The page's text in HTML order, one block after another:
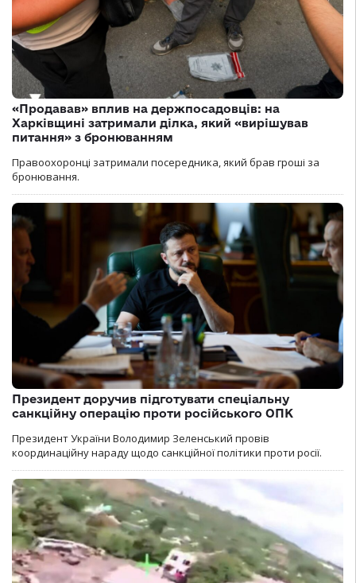
«Продавав» вплив на держпосадовців: на
Харківщині затримали ділка, який «вирішував
питання» з бронюванням
Правоохоронці затримали посередника, який брав гроші за
бронювання.
Президент доручив підготувати спеціальну
санкційну операцію проти російського ОПК
Президент України Володимир Зеленський провів
координаційну нараду щодо санкційної політики проти росії.